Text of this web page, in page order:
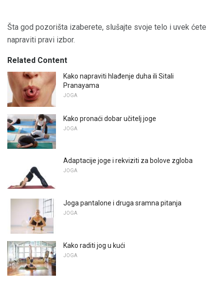
Šta god pozorišta izaberete, slušajte svoje telo i uvek ćete
napraviti pravi izbor.
Related Content
Kako napraviti hlađenje duha ili Sitali
Pranayama
JOGA
Kako pronaći dobar učitelj joge
JOGA
Adaptacije joge i rekviziti za bolove zgloba
JOGA
Joga pantalone i druga sramna pitanja
JOGA
Kako raditi jog u kući
JOGA